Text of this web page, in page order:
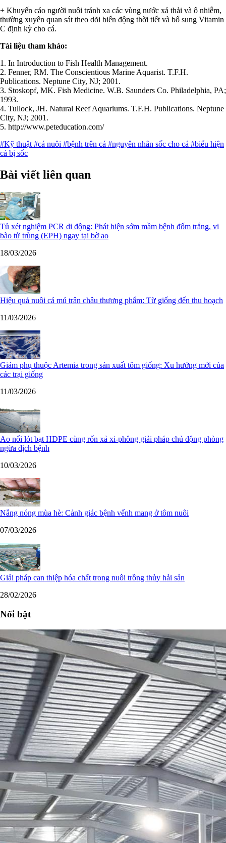
+ Khuyến cáo người nuôi tránh xa các vùng nước xả thải và ô nhiễm,
thường xuyên quan sát theo dõi biến động thời tiết và bổ sung Vitamin
C định kỳ cho cá.
Tài liệu tham khảo:
1. In Introduction to Fish Health Management.
2. Fenner, RM. The Conscientious Marine Aquarist. T.F.H.
Publications. Neptune City, NJ; 2001.
3. Stoskopf, MK. Fish Medicine. W.B. Saunders Co. Philadelphia, PA;
1993.
4. Tullock, JH. Natural Reef Aquariums. T.F.H. Publications. Neptune
City, NJ; 2001.
5. http://www.peteducation.com/
#Kỹ thuật #cá nuôi #bệnh trên cá #nguyên nhân sốc cho cá #biểu hiện
cá bị sốc
Bài viết liên quan
Tủ xét nghiệm PCR di động: Phát hiện sớm mầm bệnh đốm trắng, vi
bào tử trùng (EPH) ngay tại bờ ao
18/03/2026
Hiệu quả nuôi cá mú trân châu thương phẩm: Từ giống đến thu hoạch
11/03/2026
Giảm phụ thuộc Artemia trong sản xuất tôm giống: Xu hướng mới của
các trại giống
11/03/2026
Ao nổi lót bạt HDPE cùng rốn xả xi-phông giải pháp chủ động phòng
ngừa dịch bệnh
10/03/2026
Nắng nóng mùa hè: Cảnh giác bệnh vểnh mang ở tôm nuôi
07/03/2026
Giải pháp can thiệp hóa chất trong nuôi trồng thủy hải sản
28/02/2026
Nổi bật